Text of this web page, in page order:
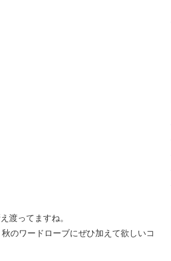
渡ってますね。
のワードローブにぜひ加えて欲しいコ